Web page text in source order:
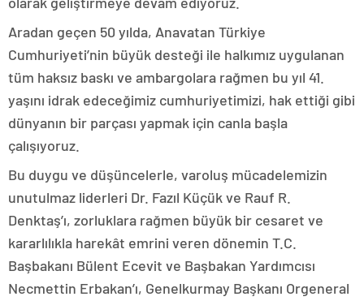
Aradan geçen 50 yılda, Anavatan Türkiye
Cumhuriyeti’nin büyük desteği ile halkımız uygulanan
tüm haksız baskı ve ambargolara rağmen bu yıl 41.
yaşını idrak edeceğimiz cumhuriyetimizi, hak ettiği gibi
dünyanın bir parçası yapmak için canla başla
çalışıyoruz.
Bu duygu ve düşüncelerle, varoluş mücadelemizin
unutulmaz liderleri Dr. Fazıl Küçük ve Rauf R.
Denktaş’ı, zorluklara rağmen büyük bir cesaret ve
kararlılıkla harekât emrini veren dönemin T.C.
Başbakanı Bülent Ecevit ve Başbakan Yardımcısı
Necmettin Erbakan’ı, Genelkurmay Başkanı Orgeneral